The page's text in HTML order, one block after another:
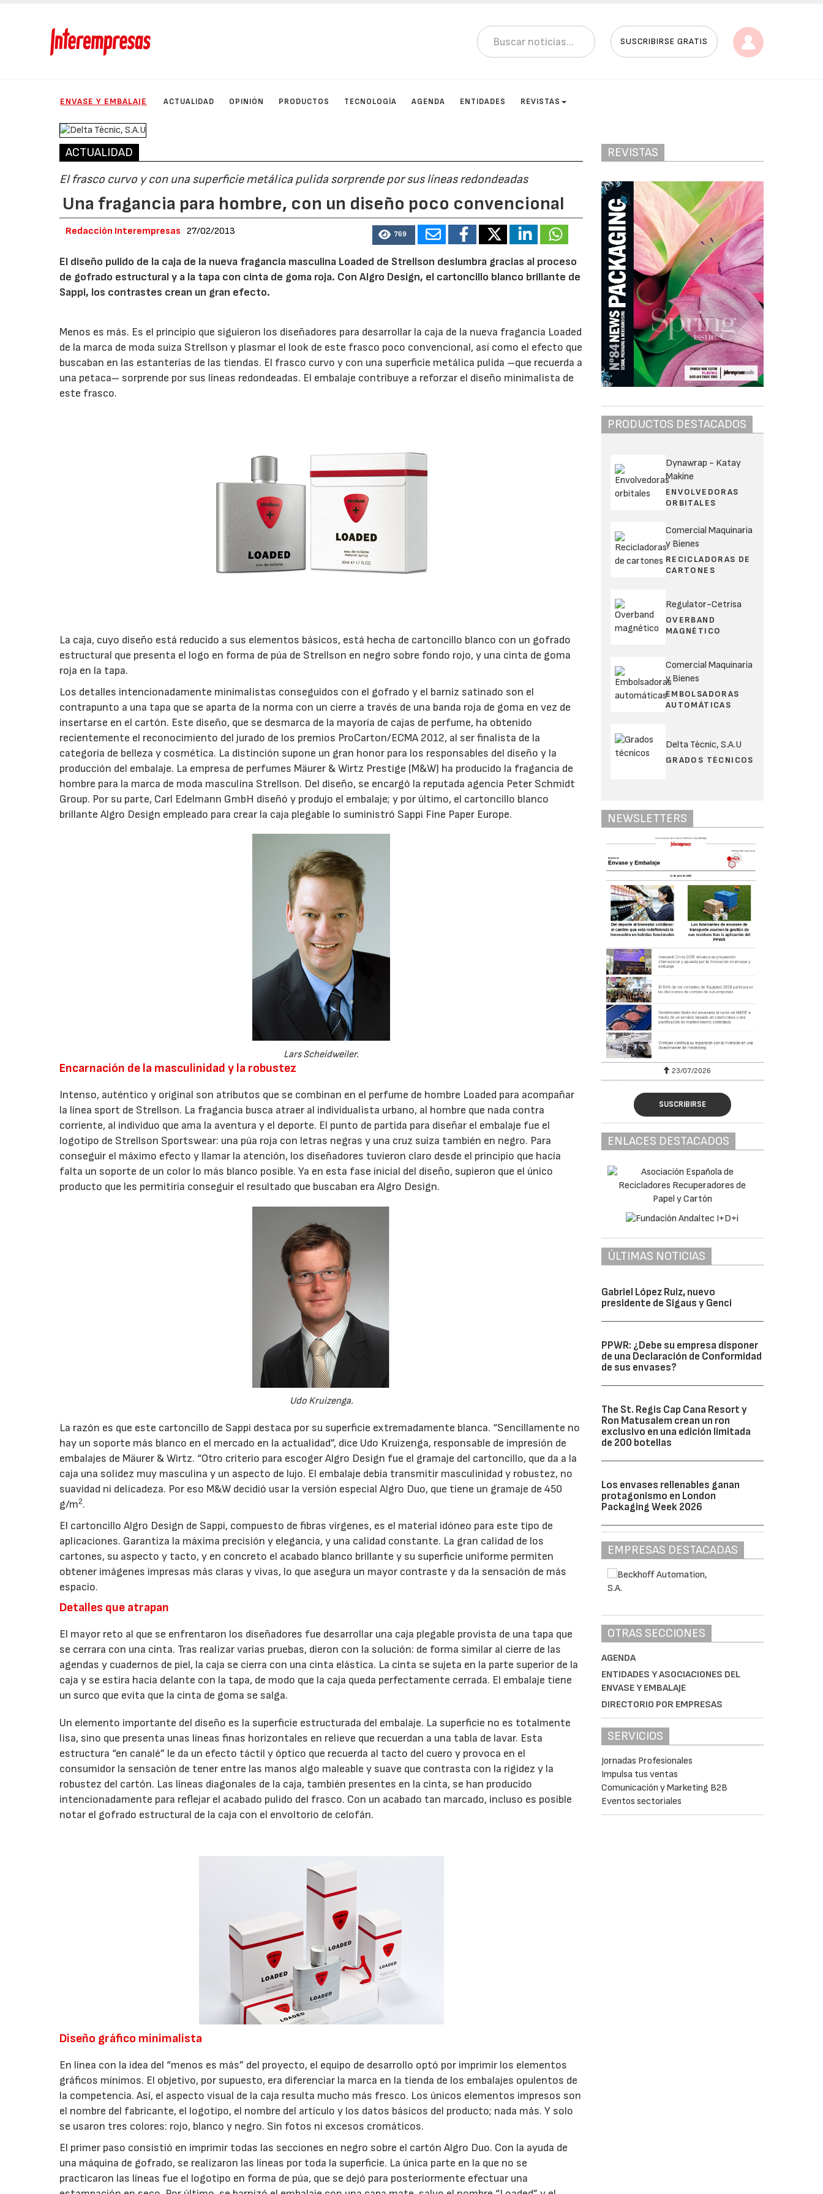
SUSCRIBIRSE GRATIS
ENVASE Y EMBALAJE ACTUALIDAD OPINIÓN PRODUCTOS TECNOLOGÍA AGENDA ENTIDADES REVISTAS
ACTUALIDAD
El frasco curvo y con una superficie metálica pulida sorprende por sus líneas redondeadas
Una fragancia para hombre, con un diseño poco convencional
Redacción Interempresas 27/02/2013 769
El diseño pulido de la caja de la nueva fragancia masculina Loaded de Strellson deslumbra gracias al proceso
de gofrado estructural y a la tapa con cinta de goma roja. Con Algro Design, el cartoncillo blanco brillante de
Sappi, los contrastes crean un gran efecto.
Menos es más. Es el principio que siguieron los diseñadores para desarrollar la caja de la nueva fragancia Loaded
de la marca de moda suiza Strellson y plasmar el look de este frasco poco convencional, así como el efecto que
buscaban en las estanterías de las tiendas. El frasco curvo y con una superficie metálica pulida –que recuerda a
una petaca– sorprende por sus líneas redondeadas. El embalaje contribuye a reforzar el diseño minimalista de
este frasco.
La caja, cuyo diseño está reducido a sus elementos básicos, está hecha de cartoncillo blanco con un gofrado
estructural que presenta el logo en forma de púa de Strellson en negro sobre fondo rojo, y una cinta de goma
roja en la tapa.
Los detalles intencionadamente minimalistas conseguidos con el gofrado y el barniz satinado son el
contrapunto a una tapa que se aparta de la norma con un cierre a través de una banda roja de goma en vez de
insertarse en el cartón. Este diseño, que se desmarca de la mayoría de cajas de perfume, ha obtenido
recientemente el reconocimiento del jurado de los premios ProCarton/ECMA 2012, al ser finalista de la
categoría de belleza y cosmética. La distinción supone un gran honor para los responsables del diseño y la
producción del embalaje. La empresa de perfumes Mäurer & Wirtz Prestige (M&W) ha producido la fragancia de
hombre para la marca de moda masculina Strellson. Del diseño, se encargó la reputada agencia Peter Schmidt
Group. Por su parte, Carl Edelmann GmbH diseñó y produjo el embalaje; y por último, el cartoncillo blanco
brillante Algro Design empleado para crear la caja plegable lo suministró Sappi Fine Paper Europe.
Lars Scheidweiler.
Encarnación de la masculinidad y la robustez
Intenso, auténtico y original son atributos que se combinan en el perfume de hombre Loaded para acompañar
la línea sport de Strellson. La fragancia busca atraer al individualista urbano, al hombre que nada contra
corriente, al individuo que ama la aventura y el deporte. El punto de partida para diseñar el embalaje fue el
logotipo de Strellson Sportswear: una púa roja con letras negras y una cruz suiza también en negro. Para
conseguir el máximo efecto y llamar la atención, los diseñadores tuvieron claro desde el principio que hacía
falta un soporte de un color lo más blanco posible. Ya en esta fase inicial del diseño, supieron que el único
producto que les permitiría conseguir el resultado que buscaban era Algro Design.
Udo Kruizenga.
La razón es que este cartoncillo de Sappi destaca por su superficie extremadamente blanca. “Sencillamente no
hay un soporte más blanco en el mercado en la actualidad”, dice Udo Kruizenga, responsable de impresión de
embalajes de Mäurer & Wirtz. “Otro criterio para escoger Algro Design fue el gramaje del cartoncillo, que da a la
caja una solidez muy masculina y un aspecto de lujo. El embalaje debía transmitir masculinidad y robustez, no
suavidad ni delicadeza. Por eso M&W decidió usar la versión especial Algro Duo, que tiene un gramaje de 450
g/m2.
El cartoncillo Algro Design de Sappi, compuesto de fibras vírgenes, es el material idóneo para este tipo de
aplicaciones. Garantiza la máxima precisión y elegancia, y una calidad constante. La gran calidad de los
cartones, su aspecto y tacto, y en concreto el acabado blanco brillante y su superficie uniforme permiten
obtener imágenes impresas más claras y vivas, lo que asegura un mayor contraste y da la sensación de más
espacio.
Detalles que atrapan
El mayor reto al que se enfrentaron los diseñadores fue desarrollar una caja plegable provista de una tapa que
se cerrara con una cinta. Tras realizar varias pruebas, dieron con la solución: de forma similar al cierre de las
agendas y cuadernos de piel, la caja se cierra con una cinta elástica. La cinta se sujeta en la parte superior de la
caja y se estira hacia delante con la tapa, de modo que la caja queda perfectamente cerrada. El embalaje tiene
un surco que evita que la cinta de goma se salga.
Un elemento importante del diseño es la superficie estructurada del embalaje. La superficie no es totalmente
lisa, sino que presenta unas líneas finas horizontales en relieve que recuerdan a una tabla de lavar. Esta
estructura “en canalé” le da un efecto táctil y óptico que recuerda al tacto del cuero y provoca en el
consumidor la sensación de tener entre las manos algo maleable y suave que contrasta con la rigidez y la
robustez del cartón. Las líneas diagonales de la caja, también presentes en la cinta, se han producido
intencionadamente para reflejar el acabado pulido del frasco. Con un acabado tan marcado, incluso es posible
notar el gofrado estructural de la caja con el envoltorio de celofán.
Diseño gráfico minimalista
En línea con la idea del “menos es más” del proyecto, el equipo de desarrollo optó por imprimir los elementos
gráficos mínimos. El objetivo, por supuesto, era diferenciar la marca en la tienda de los embalajes opulentos de
la competencia. Así, el aspecto visual de la caja resulta mucho más fresco. Los únicos elementos impresos son
el nombre del fabricante, el logotipo, el nombre del artículo y los datos básicos del producto; nada más. Y solo
se usaron tres colores: rojo, blanco y negro. Sin fotos ni excesos cromáticos.
El primer paso consistió en imprimir todas las secciones en negro sobre el cartón Algro Duo. Con la ayuda de
una máquina de gofrado, se realizaron las líneas por toda la superficie. La única parte en la que no se
practicaron las líneas fue el logotipo en forma de púa, que se dejó para posteriormente efectuar una
REVISTAS
PRODUCTOS DESTACADOS
Dynawrap - Katay
Makine
ENVOLVEDORAS
ORBITALES
Comercial Maquinaria
y Bienes
RECICLADORAS DE
CARTONES
Regulator-Cetrisa
OVERBAND
MAGNÉTICO
Comercial Maquinaria
y Bienes
EMBOLSADORAS
AUTOMÁTICAS
Delta Tècnic, S.A.U
GRADOS TÉCNICOS
NEWSLETTERS
23/07/2026
SUSCRIBIRSE
ENLACES DESTACADOS
ÚLTIMAS NOTICIAS
Gabriel López Ruiz, nuevo
presidente de Sigaus y Genci
PPWR: ¿Debe su empresa disponer
de una Declaración de Conformidad
de sus envases?
The St. Regis Cap Cana Resort y
Ron Matusalem crean un ron
exclusivo en una edición limitada
de 200 botellas
Los envases rellenables ganan
protagonismo en London
Packaging Week 2026
EMPRESAS DESTACADAS
OTRAS SECCIONES
AGENDA
ENTIDADES Y ASOCIACIONES DEL
ENVASE Y EMBALAJE
DIRECTORIO POR EMPRESAS
SERVICIOS
Jornadas Profesionales
Impulsa tus ventas
Comunicación y Marketing B2B
Eventos sectoriales